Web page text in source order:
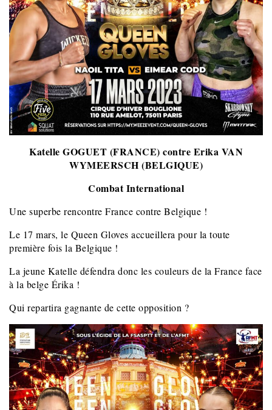
Katelle GOGUET (FRANCE) contre Erika VAN
WYMEERSCH (BELGIQUE)
Combat International
Une superbe rencontre France contre Belgique !
Le 17 mars, le Queen Gloves accueillera pour la toute
première fois la Belgique !
La jeune Katelle défendra donc les couleurs de la France face
à la belge Érika !
Qui repartira gagnante de cette opposition ?